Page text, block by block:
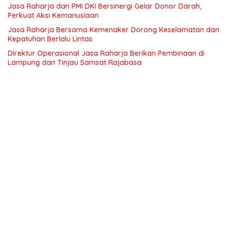
Jasa Raharja dan PMI DKI Bersinergi Gelar Donor Darah,
Perkuat Aksi Kemanusiaan
Jasa Raharja Bersama Kemenaker Dorong Keselamatan dan
Kepatuhan Berlalu Lintas
Direktur Operasional Jasa Raharja Berikan Pembinaan di
Lampung dan Tinjau Samsat Rajabasa